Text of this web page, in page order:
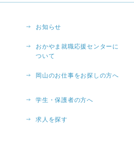
お知らせ
おかやま就職応援センターに
ついて
岡山のお仕事をお探しの方へ
学生・保護者の方へ
求人を探す